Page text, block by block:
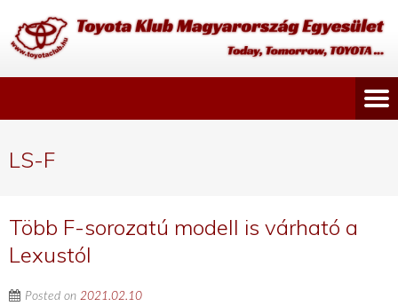
LS-F
Több F-sorozatú modell is várható a
Lexustól
Posted on 2021.02.10